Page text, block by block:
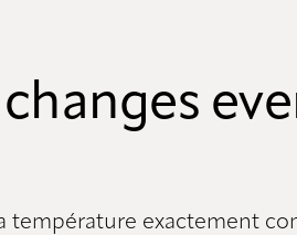
température exactement